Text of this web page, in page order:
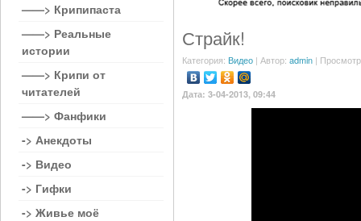
Страйк!
Категория: Видео | Автор: admin |
Дата: 3-04-2013, 09:44
——> Крипипаста
——> Реальные
истории
——> Крипи от
читателей
——> Фанфики
-> Анекдоты
-> Видео
-> Гифки
-> Живье моё